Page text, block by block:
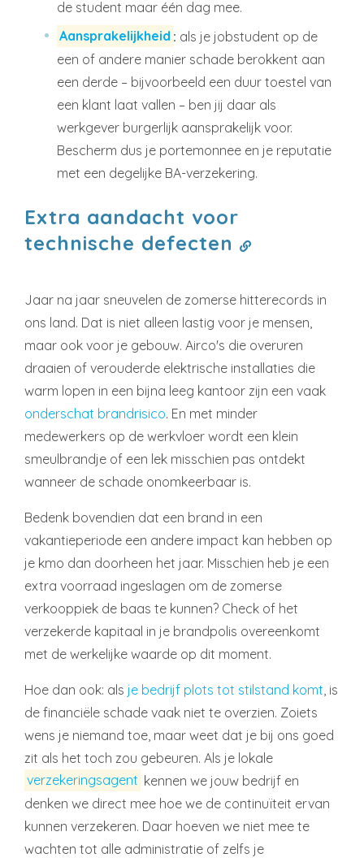
de student maar één dag mee.
Aansprakelijkheid : als je jobstudent op de
een of andere manier schade berokkent aan
een derde – bijvoorbeeld een duur toestel van
een klant laat vallen – ben jij daar als
werkgever burgerlijk aansprakelijk voor.
Bescherm dus je portemonnee en je reputatie
met een degelijke BA-verzekering.
Extra aandacht voor
technische defecten
Jaar na jaar sneuvelen de zomerse hitterecords in
ons land. Dat is niet alleen lastig voor je mensen,
maar ook voor je gebouw. Airco's die overuren
draaien of verouderde elektrische installaties die
warm lopen in een bijna leeg kantoor zijn een vaak
onderschat brandrisico. En met minder
medewerkers op de werkvloer wordt een klein
smeulbrandje of een lek misschien pas ontdekt
wanneer de schade onomkeerbaar is.
Bedenk bovendien dat een brand in een
vakantieperiode een andere impact kan hebben op
je kmo dan doorheen het jaar. Misschien heb je een
extra voorraad ingeslagen om de zomerse
verkooppiek de baas te kunnen? Check of het
verzekerde kapitaal in je brandpolis overeenkomt
met de werkelijke waarde op dit moment.
Hoe dan ook: als je bedrijf plots tot stilstand komt , is
de financiële schade vaak niet te overzien. Zoiets
wens je niemand toe, maar weet dat je bij ons goed
zit als het toch zou gebeuren. Als je lokale
verzekeringsagent kennen we jouw bedrijf en
denken we direct mee hoe we de continuïteit ervan
kunnen verzekeren. Daar hoeven we niet mee te
wachten tot alle administratie of zelfs je